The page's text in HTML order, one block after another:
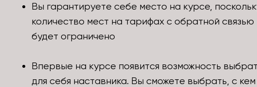
Вы гарантируете себе место на курсе,
количество мест на тарифах с обратной связью
будет ограничено
Впервые на курсе появится возможность
для себя наставника. Вы сможете выбрать, с кем